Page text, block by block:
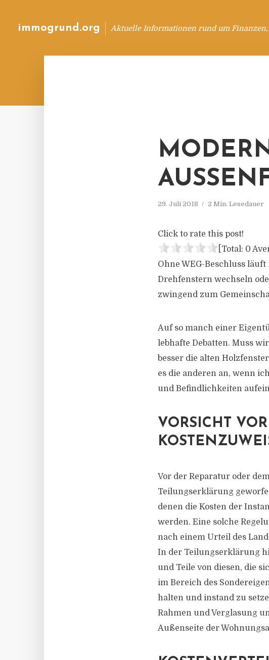
immogrund.org Aktuelle Informationen rund um
29. Juli 2018 2 Min. Lesedauer
Click to rate this post!
[Total: 0
Ohne WEG-Beschluss
Drehfenstern wechseln
zwingend zum
Auf so manch einer
lebhafte Debatten. Muss
besser die alten
es die anderen an, wenn
und Befindlichkeiten
VORSICHT
Vor der Reparatur oder
Teilungserklärung
denen die Kosten der
werden. Eine solche
nach einem Urteil des
In der Teilungserklärung
und Teile von diesen, die
im Bereich des
halten und instand zu
Rahmen und Verglasung
Außenseite der